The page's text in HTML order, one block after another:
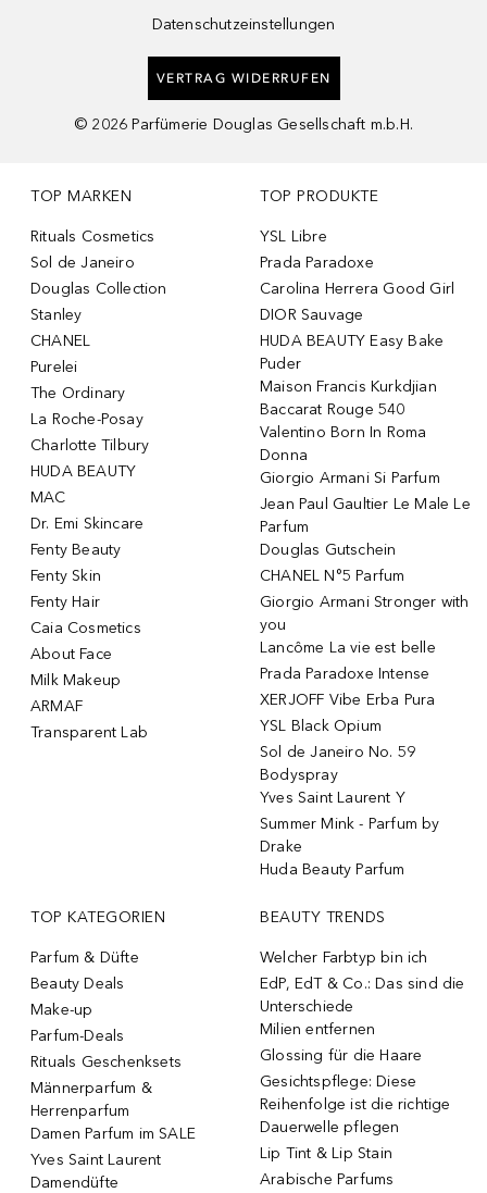
Datenschutzeinstellungen
VERTRAG WIDERRUFEN
© 2026 Parfümerie Douglas Gesellschaft m.b.H.
TOP MARKEN
Rituals Cosmetics
Sol de Janeiro
Douglas Collection
Stanley
CHANEL
Purelei
The Ordinary
La Roche-Posay
Charlotte Tilbury
HUDA BEAUTY
MAC
Dr. Emi Skincare
Fenty Beauty
Fenty Skin
Fenty Hair
Caia Cosmetics
About Face
Milk Makeup
ARMAF
Transparent Lab
TOP PRODUKTE
YSL Libre
Prada Paradoxe
Carolina Herrera Good Girl
DIOR Sauvage
HUDA BEAUTY Easy Bake
Puder
Maison Francis Kurkdjian
Baccarat Rouge 540
Valentino Born In Roma
Donna
Giorgio Armani Si Parfum
Jean Paul Gaultier Le Male Le
Parfum
Douglas Gutschein
CHANEL N°5 Parfum
Giorgio Armani Stronger with
you
Lancôme La vie est belle
Prada Paradoxe Intense
XERJOFF Vibe Erba Pura
YSL Black Opium
Sol de Janeiro No. 59
Bodyspray
Yves Saint Laurent Y
Summer Mink - Parfum by
Drake
Huda Beauty Parfum
TOP KATEGORIEN
Parfum & Düfte
Beauty Deals
Make-up
Parfum-Deals
Rituals Geschenksets
Männerparfum &
Herrenparfum
Damen Parfum im SALE
Yves Saint Laurent
Damendüfte
BEAUTY TRENDS
Welcher Farbtyp bin ich
EdP, EdT & Co.: Das sind die
Unterschiede
Milien entfernen
Glossing für die Haare
Gesichtspflege: Diese
Reihenfolge ist die richtige
Dauerwelle pflegen
Lip Tint & Lip Stain
Arabische Parfums